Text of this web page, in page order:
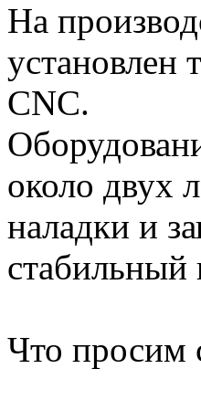
На
установлен
CNC.
около двух
наладки и
Что просим